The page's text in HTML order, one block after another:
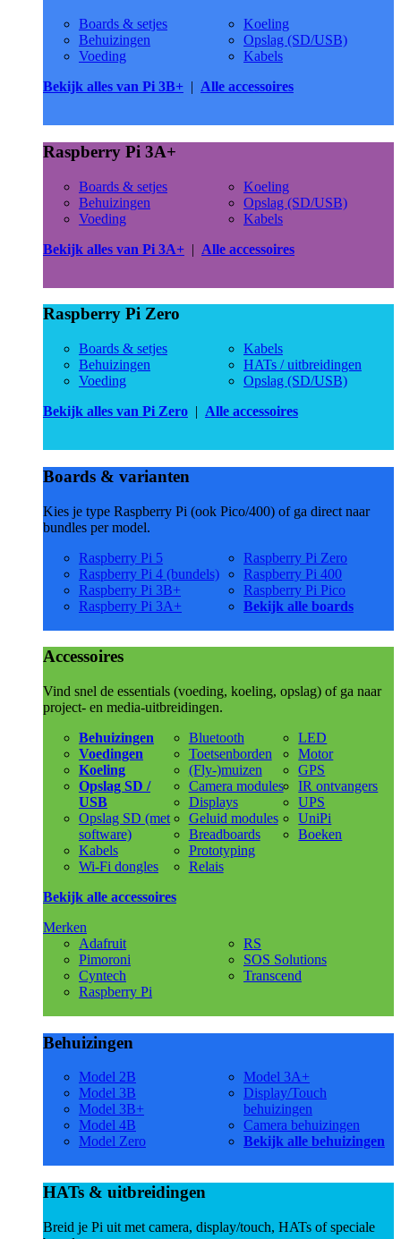
Boards & setjes
Behuizingen
Voeding
Koeling
Opslag (SD/USB)
Kabels
Bekijk alles van Pi 3B+ | Alle accessoires
Raspberry Pi 3A+
Boards & setjes
Behuizingen
Voeding
Koeling
Opslag (SD/USB)
Kabels
Bekijk alles van Pi 3A+ | Alle accessoires
Raspberry Pi Zero
Boards & setjes
Behuizingen
Voeding
Kabels
HATs / uitbreidingen
Opslag (SD/USB)
Bekijk alles van Pi Zero | Alle accessoires
Boards & varianten
Kies je type Raspberry Pi (ook Pico/400) of ga direct naar
bundles per model.
Raspberry Pi 5
Raspberry Pi 4 (bundels)
Raspberry Pi 3B+
Raspberry Pi 3A+
Raspberry Pi Zero
Raspberry Pi 400
Raspberry Pi Pico
Bekijk alle boards
Accessoires
Vind snel de essentials (voeding, koeling, opslag) of ga naar
project- en media-uitbreidingen.
Behuizingen
Voedingen
Koeling
Opslag SD /
USB
Opslag SD (met
software)
Kabels
Wi-Fi dongles
Bluetooth
Toetsenborden
(Fly-)muizen
Camera modules
Displays
Geluid modules
Breadboards
Prototyping
Relais
LED
Motor
GPS
IR ontvangers
UPS
UniPi
Boeken
Bekijk alle accessoires
Merken
Adafruit
Pimoroni
Cyntech
Raspberry Pi
RS
SOS Solutions
Transcend
Behuizingen
Model 2B
Model 3B
Model 3B+
Model 4B
Model Zero
Model 3A+
Display/Touch
behuizingen
Camera behuizingen
Bekijk alle behuizingen
HATs & uitbreidingen
Breid je Pi uit met camera, display/touch, HATs of speciale